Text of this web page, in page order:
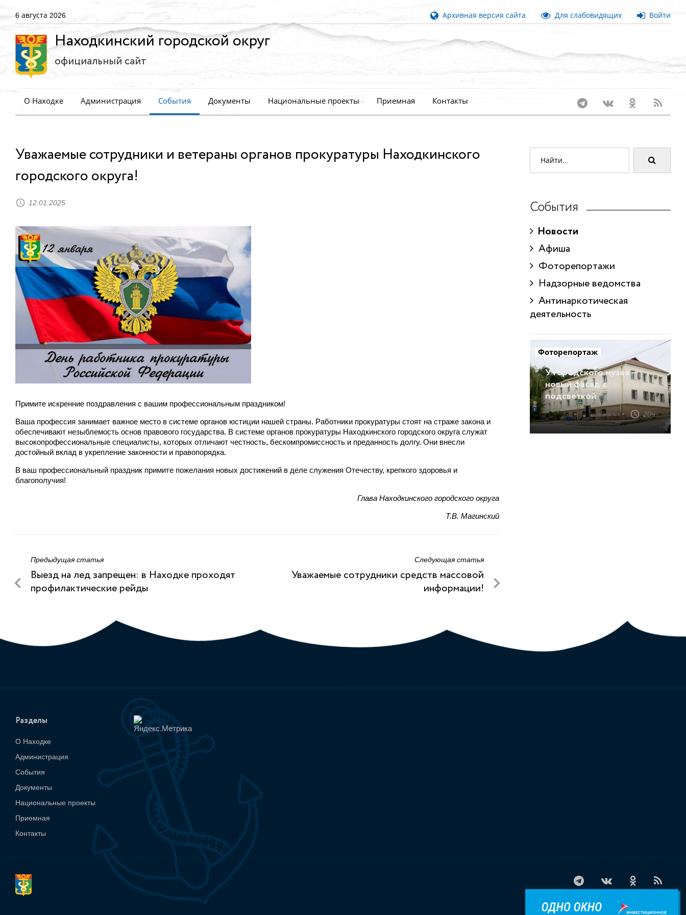
6 августа 2026 Архивная версия сайта Для слабовидящих Войти
Находкинский городской округ
официальный сайт
О Находке Администрация События Документы Национальные проекты Приемная Контакты
Уважаемые сотрудники и ветераны органов прокуратуры Находкинского
городского округа!
12.01.2025
Примите искренние поздравления с вашим профессиональным праздником!
Ваша профессия занимает важное место в системе органов юстиции нашей страны. Работники прокуратуры стоят на страже закона и
обеспечивают незыблемость основ правового государства. В системе органов прокуратуры Находкинского городского округа служат
высокопрофессиональные специалисты, которых отличают честность, бескомпромиссность и преданность долгу. Они внесли
достойный вклад в укрепление законности и правопорядка.
В ваш профессиональный праздник примите пожелания новых достижений в деле служения Отечеству, крепкого здоровья и
благополучия!
Глава Находкинского городского округа
Т.В. Магинский
Предыдущая статья
Выезд на лед запрещен: в Находке проходят
профилактические рейды
Следующая статья
Уважаемые сотрудники средств массовой
информации!
События
Новости
Афиша
Фоторепортажи
Надзорные ведомства
Антинаркотическая
деятельность
Фоторепортаж
У городского музея –
новый фасад с
подсветкой
20ч
Разделы
О Находке
Администрация
События
Документы
Национальные проекты
Приемная
Контакты